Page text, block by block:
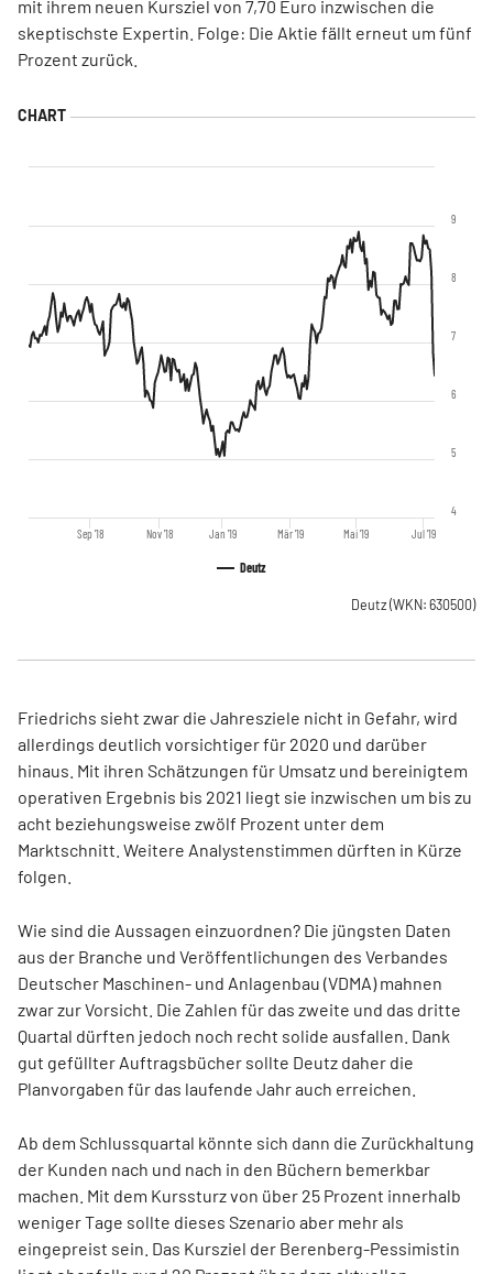
mit ihrem neuen Kursziel von 7,70 Euro inzwischen die
skeptischste Expertin. Folge: Die Aktie fällt erneut um fünf
Prozent zurück.
Deutz
Sep '18 Nov '18 Jan '19 Mär '19 Mai '19 Jul '19
4
5
6
7
8
9
Deutz (WKN: 630500)
Friedrichs sieht zwar die Jahresziele nicht in Gefahr, wird
allerdings deutlich vorsichtiger für 2020 und darüber
hinaus. Mit ihren Schätzungen für Umsatz und bereinigtem
operativen Ergebnis bis 2021 liegt sie inzwischen um bis zu
acht beziehungsweise zwölf Prozent unter dem
Marktschnitt. Weitere Analystenstimmen dürften in Kürze
folgen.
Wie sind die Aussagen einzuordnen? Die jüngsten Daten
aus der Branche und Veröffentlichungen des Verbandes
Deutscher Maschinen- und Anlagenbau (VDMA) mahnen
zwar zur Vorsicht. Die Zahlen für das zweite und das dritte
Quartal dürften jedoch noch recht solide ausfallen. Dank
gut gefüllter Auftragsbücher sollte Deutz daher die
Planvorgaben für das laufende Jahr auch erreichen.
Ab dem Schlussquartal könnte sich dann die Zurückhaltung
der Kunden nach und nach in den Büchern bemerkbar
machen. Mit dem Kurssturz von über 25 Prozent innerhalb
weniger Tage sollte dieses Szenario aber mehr als
eingepreist sein. Das Kursziel der Berenberg-Pessimistin